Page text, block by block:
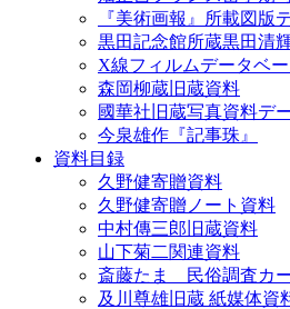
『美術画報』所載図版
黒田記念館所蔵黒田清
X線フィルムデータベー
森岡柳蔵旧蔵資料
國華社旧蔵写真資料デ
今泉雄作『記事珠』
資料目録
久野健寄贈資料
久野健寄贈ノート資料
中村傳三郎旧蔵資料
山下菊二関連資料
斎藤たま 民俗調査カ
及川尊雄旧蔵 紙媒体資